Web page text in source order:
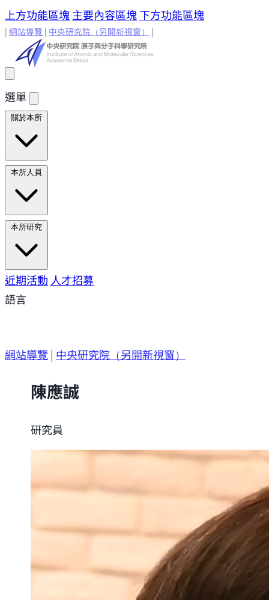
上方功能區塊 主要內容區塊 下方功能區塊
| 網站導覽 | 中央研究院 （另開新視窗） |
選單
關於本所
所長的話
小常識
本所人員
學術諮詢委員
員
兼任研究人員
本所研究
研究方向 研究成果
近期活動 人才招募
語言
網站導覽 | 中央研究院 （另開新視窗）
陳應誠
研究員